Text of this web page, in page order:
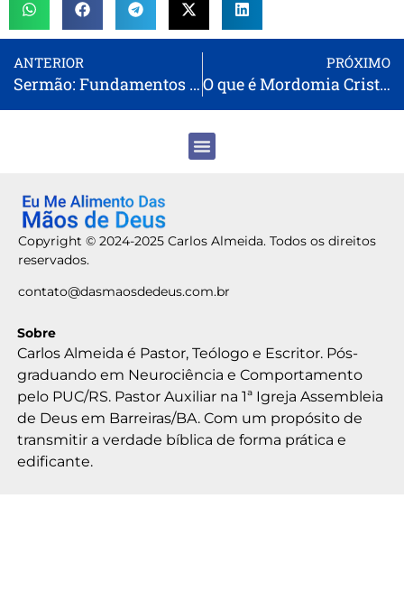
ANTERIOR
Sermão: Fundamentos da Vida Cristã
PRÓXIMO
O que é Mordomia Cristã?
Copyright © 2024-2025 Carlos Almeida. Todos os direitos
reservados.
contato@dasmaosdedeus.com.br
Sobre
Carlos Almeida é Pastor, Teólogo e Escritor. Pós-
graduando em Neurociência e Comportamento
pelo PUC/RS. Pastor Auxiliar na 1ª Igreja Assembleia
de Deus em Barreiras/BA. Com um propósito de
transmitir a verdade bíblica de forma prática e
edificante.